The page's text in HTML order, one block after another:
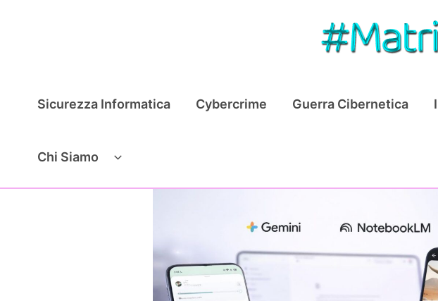
Sicurezza Informatica Cybercrime Guerra Cibernetica
Chi Siamo